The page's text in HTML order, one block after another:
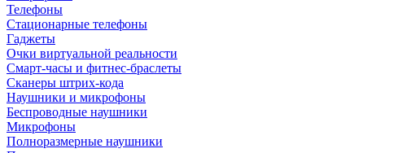
Телефоны
Стационарные телефоны
Гаджеты
Очки виртуальной реальности
Смарт-часы и фитнес-браслеты
Сканеры штрих-кода
Наушники и микрофоны
Беспроводные наушники
Микрофоны
Полноразмерные наушники